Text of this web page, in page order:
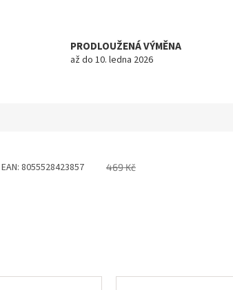
PRODLOUŽENÁ VÝMĚNA
až do 10. ledna 2026
EAN: 8055528423857
469 Kč